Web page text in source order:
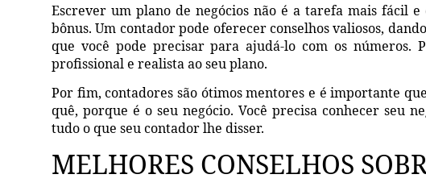
Escrever um plano de negócios não é a tarefa mais fácil
bônus. Um contador pode oferecer conselhos valiosos,
que você pode precisar para ajudá-lo com os números.
profissional e realista ao seu plano.
Por fim, contadores são ótimos mentores e é importante
quê, porque é o seu negócio. Você precisa conhecer seu
tudo o que seu contador lhe disser.
MELHORES CONSELHOS